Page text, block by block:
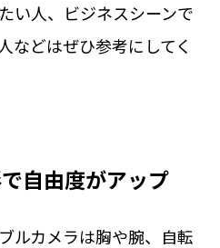
い人、ビジネスシーンで
などはぜひ参考にしてく
自由度がアップ
ルカメラは胸や腕、自転